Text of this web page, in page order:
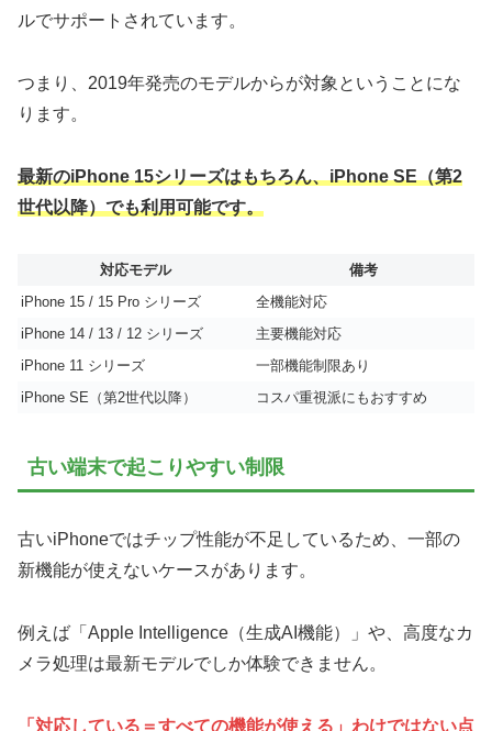
ルでサポートされています。
つまり、2019年発売のモデルからが対象ということにな
ります。
最新のiPhone 15シリーズはもちろん、iPhone SE（第2
世代以降）でも利用可能です。
対応モデル
備考
iPhone 15 / 15 Pro シリーズ
全機能対応
iPhone 14 / 13 / 12 シリーズ
主要機能対応
iPhone 11 シリーズ
一部機能制限あり
iPhone SE（第2世代以降）
コスパ重視派にもおすすめ
古い端末で起こりやすい制限
古いiPhoneではチップ性能が不足しているため、一部の
新機能が使えないケースがあります。
例えば「Apple Intelligence（生成AI機能）」や、高度なカ
メラ処理は最新モデルでしか体験できません。
「対応している＝すべての機能が使える」わけではない点